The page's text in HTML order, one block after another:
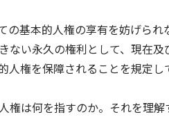
の基本的人権の享有を妨げら
ない永久の権利として、現在
人権を保障されることを規定し
権は何を指すのか。それを理